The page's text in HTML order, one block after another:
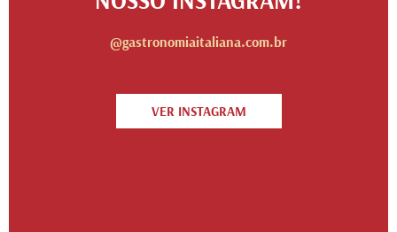
@gastronomiaitaliana.com.br
VER INSTAGRAM